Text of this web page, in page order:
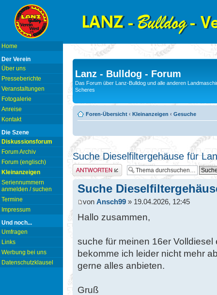
Home
Der Verein
Über uns
Presseberichte
Veranstaltungen
Fotogalerie
Anreise
Kontakt
Die Szene
Diskussionsforum
Forum Archiv
Forum (englisch)
Kleinanzeigen
Seriennummern
anmelden / suchen
Termine
Impressum
Und noch...
Umfragen
Links
Werbung bei uns
Datenschutzklausel
Lanz - Bulldog - Forum
Das Forum über Lanz-Bulldog und alle anderen
Scheres
Foren-Übersicht ‹ Kleinanzeigen ‹ Gesuche
Suche Dieselfiltergehäuse für
Antwort erstellen
Suche
von Ansch99 » 19.04.2026, 12:45
Hallo zusammen,
suche für meinen 16er
bekomme ich leider nicht mehr
gerne alles anbieten.
Gruß